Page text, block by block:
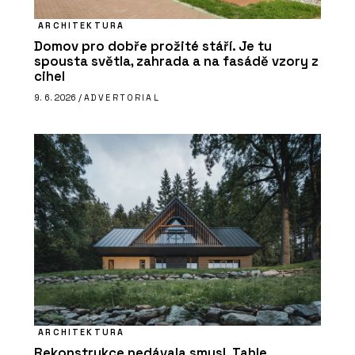
ARCHITEKTURA
Domov pro dobře prožité stáří. Je tu
spousta světla, zahrada a na fasádě vzory z
cihel
9. 6. 2026 / ADVERTORIAL
ARCHITEKTURA